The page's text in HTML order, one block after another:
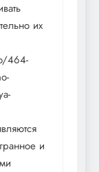
их
464-
и